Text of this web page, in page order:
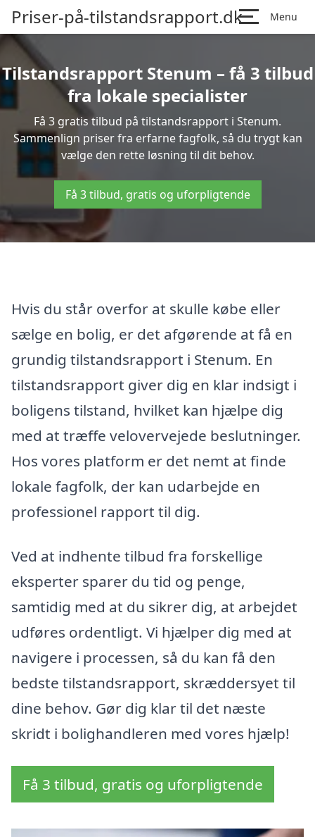
Priser-på-tilstandsrapport.dk Menu
Tilstandsrapport Stenum – få 3 tilbud
fra lokale specialister
Få 3 gratis tilbud på tilstandsrapport i Stenum.
Sammenlign priser fra erfarne fagfolk, så du trygt kan
vælge den rette løsning til dit behov.
Få 3 tilbud, gratis og uforpligtende
Hvis du står overfor at skulle købe eller
sælge en bolig, er det afgørende at få en
grundig tilstandsrapport i Stenum. En
tilstandsrapport giver dig en klar indsigt i
boligens tilstand, hvilket kan hjælpe dig
med at træffe velovervejede beslutninger.
Hos vores platform er det nemt at finde
lokale fagfolk, der kan udarbejde en
professionel rapport til dig.
Ved at indhente tilbud fra forskellige
eksperter sparer du tid og penge,
samtidig med at du sikrer dig, at arbejdet
udføres ordentligt. Vi hjælper dig med at
navigere i processen, så du kan få den
bedste tilstandsrapport, skræddersyet til
dine behov. Gør dig klar til det næste
skridt i bolighandleren med vores hjælp!
Få 3 tilbud, gratis og uforpligtende